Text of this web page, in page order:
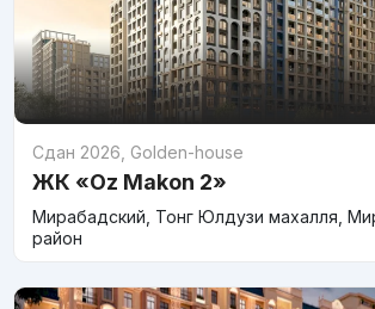
Сдан 2026 Golden-house
ЖК «Oz Makon 2»
Мирабадский, Тонг Юлдузи махалля,
район